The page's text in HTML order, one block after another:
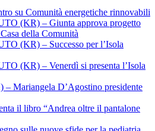
su Comunità energetiche rinnovabili
(KR) – Giunta approva progetto
della Comunità
(KR) – Successo per l’Isola
(KR) – Venerdì si presenta l’Isola
Mariangela D’Agostino presidente
il libro “Andrea oltre il pantalone